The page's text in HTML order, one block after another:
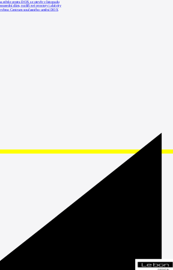
střeše centra DOX se otevře v listopadu
dům, rozšíří své prostory i aktivity
Centrum současného umění DOX